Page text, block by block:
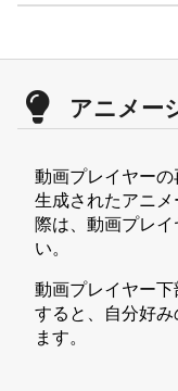
アニメー
動画プレイヤー
生成されたアニ
際は、動画プレ
い。
動画プレイヤー
すると、自分好
ます。